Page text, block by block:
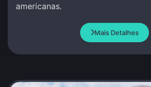
americanas.
Mais Detalhes